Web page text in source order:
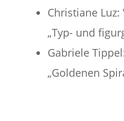
Christiane
„Typ- und
Gabriele
„Goldenen